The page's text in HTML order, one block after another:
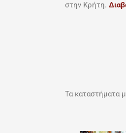
στην Κρήτη.
Τα καταστήματα